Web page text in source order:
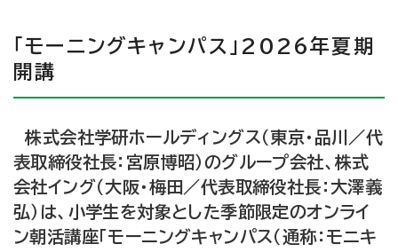
「モーニングキャンパス」2026年夏期
開講
株式会社学研ホールディングス（東京・品川／代
表取締役社長：宮原博昭）のグループ会社、株式
会社イング（大阪・梅田／代表取締役社長：大澤義
弘）は、小学生を対象とした季節限定のオンライ
ン朝活講座「モーニングキャンパス（通称：モニキ